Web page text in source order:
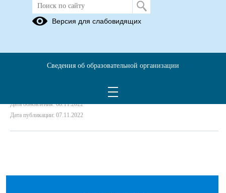
Советы и рекомендации родителям
Дата обновления: 08.11.2022
Дата публикации: 07.11.2022
Версия для слабовидящих
Сведения об образовательной организации